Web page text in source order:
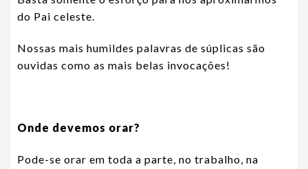
do Pai celeste.
Nossas mais humildes palavras de súplicas são
ouvidas como as mais belas invocações!
Onde devemos orar?
Pode-se orar em toda a parte, no trabalho, na